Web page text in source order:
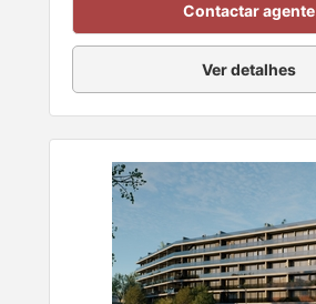
Contactar agente
Ver detalhes